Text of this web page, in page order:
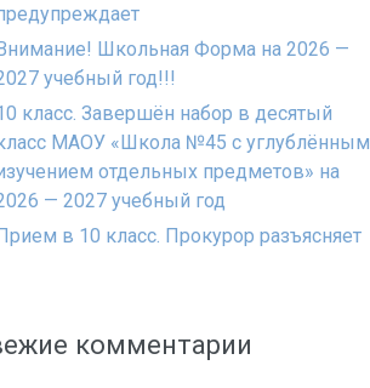
Школьная Форма на 2026 —
учебный год!!!
класс. Завершён набор в десятый
МАОУ «Школа №45 с углублённым
отдельных предметов» на
— 2027 учебный год
в 10 класс. Прокурор разъясняет
комментарии